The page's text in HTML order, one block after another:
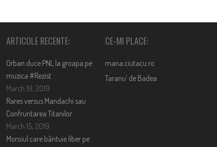
ARTICOLE RECENTE:
Orban duce PNL la groapa pe
muzica #Rezist
March 19, 2019
Rares versus Mandachi sau
Confruntarea Titanilor
March 15, 2019
Moroiul care bântuie liber pe
CE-MI PLACE:
mana.ciutacu.ro
Taranu’ de Badea